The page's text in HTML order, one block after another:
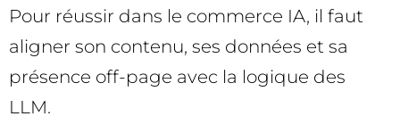
Pour réussir dans le commerce IA, il faut
aligner son contenu, ses données et sa
présence off-page avec la logique des
LLM.